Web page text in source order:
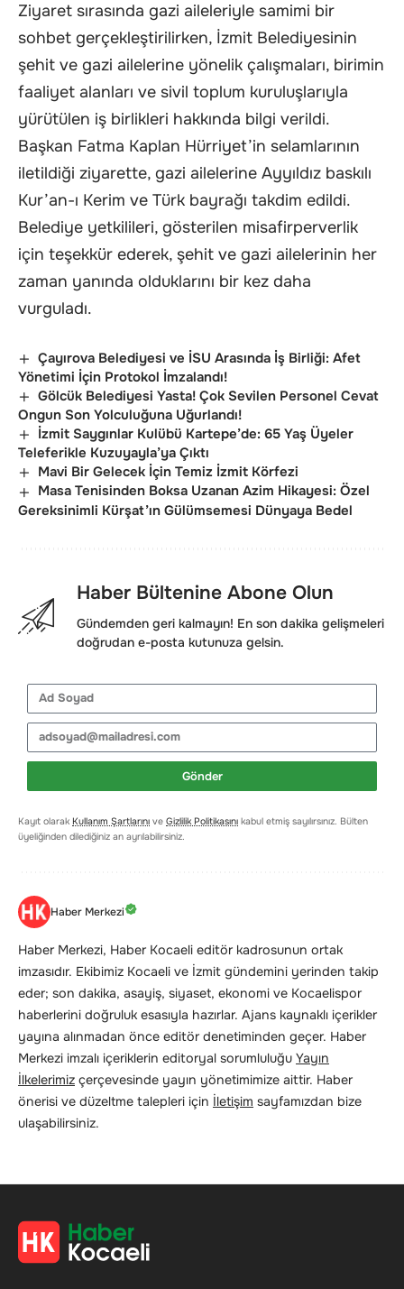
Ziyaret sırasında gazi aileleriyle samimi bir
sohbet gerçekleştirilirken, İzmit Belediyesinin
şehit ve gazi ailelerine yönelik çalışmaları, birimin
faaliyet alanları ve sivil toplum kuruluşlarıyla
yürütülen iş birlikleri hakkında bilgi verildi.
Başkan Fatma Kaplan Hürriyet’in selamlarının
iletildiği ziyarette, gazi ailelerine Ayyıldız baskılı
Kur’an-ı Kerim ve Türk bayrağı takdim edildi.
Belediye yetkilileri, gösterilen misafirperverlik
için teşekkür ederek, şehit ve gazi ailelerinin her
zaman yanında olduklarını bir kez daha
vurguladı.
Çayırova Belediyesi ve İSU Arasında İş Birliği: Afet
Yönetimi İçin Protokol İmzalandı!
Gölcük Belediyesi Yasta! Çok Sevilen Personel Cevat
Ongun Son Yolculuğuna Uğurlandı!
İzmit Saygınlar Kulübü Kartepe’de: 65 Yaş Üyeler
Teleferikle Kuzuyayla’ya Çıktı
Mavi Bir Gelecek İçin Temiz İzmit Körfezi
Masa Tenisinden Boksa Uzanan Azim Hikayesi: Özel
Gereksinimli Kürşat’ın Gülümsemesi Dünyaya Bedel
Haber Bültenine Abone Olun
Gündemden geri kalmayın! En son dakika gelişmeleri
doğrudan e-posta kutunuza gelsin.
Gönder
Kayıt olarak Kullanım Şartlarını ve Gizlilik Politikasını kabul etmiş sayılırsınız. Bülten
üyeliğinden dilediğiniz an ayrılabilirsiniz.
Haber Merkezi
Haber Merkezi, Haber Kocaeli editör kadrosunun ortak
imzasıdır. Ekibimiz Kocaeli ve İzmit gündemini yerinden takip
eder; son dakika, asayiş, siyaset, ekonomi ve Kocaelispor
haberlerini doğruluk esasıyla hazırlar. Ajans kaynaklı içerikler
yayına alınmadan önce editör denetiminden geçer. Haber
Merkezi imzalı içeriklerin editoryal sorumluluğu Yayın
İlkelerimiz çerçevesinde yayın yönetimimize aittir. Haber
önerisi ve düzeltme talepleri için İletişim sayfamızdan bize
ulaşabilirsiniz.